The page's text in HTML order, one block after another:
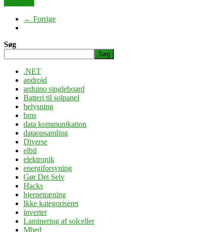
← Forrige
Søg
Søg
.NET
android
arduino singleboard
Batteri til solpanel
belysning
bms
data kommunikation
dataopsamling
Diverse
elbil
elektronik
energiforsyning
Gør Det Selv
Hacks
hjernetræning
Ikke kategoriseret
inverter
Laminering af solceller
Mbed